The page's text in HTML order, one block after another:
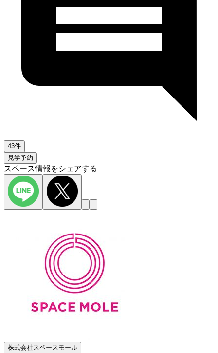
43件
見学予約
スペース情報をシェアする
株式会社スペースモール